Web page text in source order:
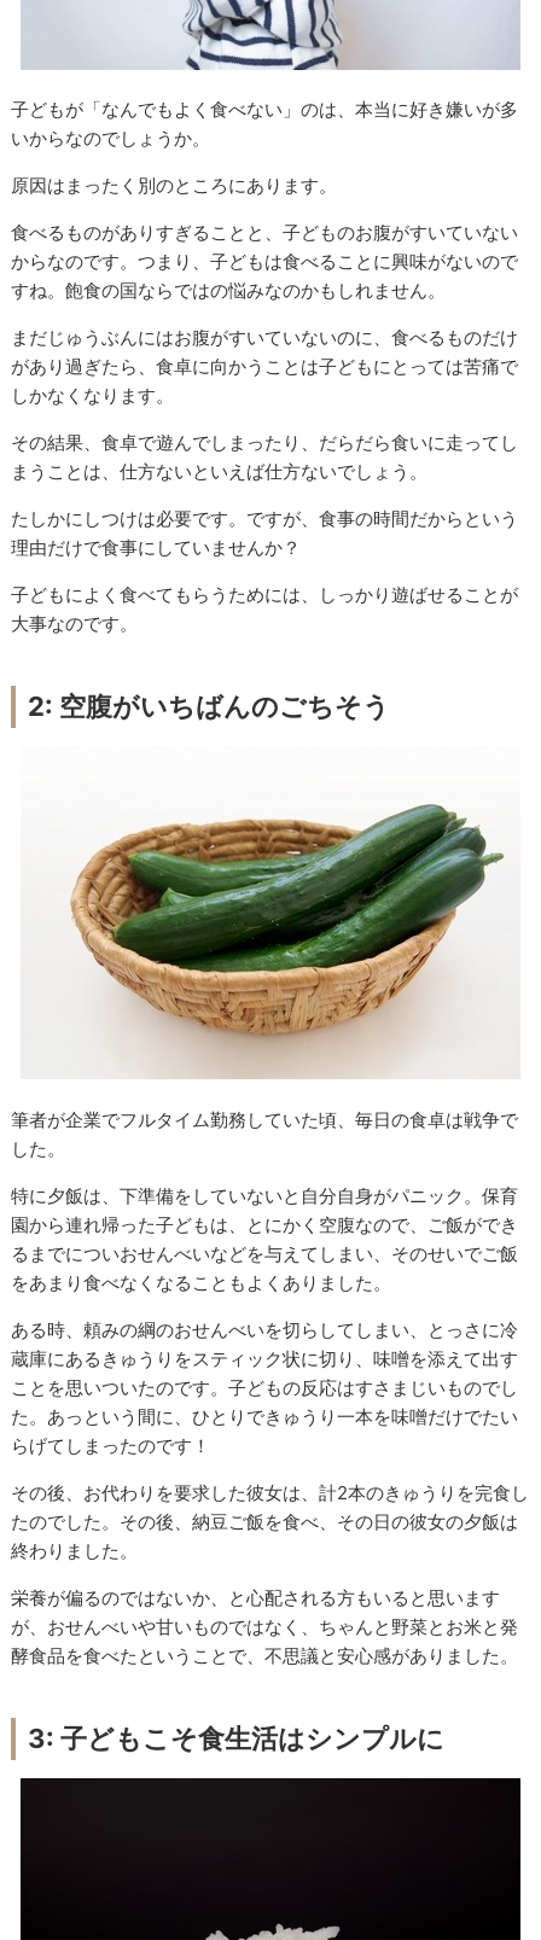
子どもが「なんでもよく食べない」のは、本当に好き嫌いが多
いからなのでしょうか。
原因はまったく別のところにあります。
食べるものがありすぎることと、子どものお腹がすいていない
からなのです。つまり、子どもは食べることに興味がないので
すね。飽食の国ならではの悩みなのかもしれません。
まだじゅうぶんにはお腹がすいていないのに、食べるものだけ
があり過ぎたら、食卓に向かうことは子どもにとっては苦痛で
しかなくなります。
その結果、食卓で遊んでしまったり、だらだら食いに走ってし
まうことは、仕方ないといえば仕方ないでしょう。
たしかにしつけは必要です。ですが、食事の時間だからという
理由だけで食事にしていませんか？
子どもによく食べてもらうためには、しっかり遊ばせることが
大事なのです。
2: 空腹がいちばんのごちそう
筆者が企業でフルタイム勤務していた頃、毎日の食卓は戦争で
した。
特に夕飯は、下準備をしていないと自分自身がパニック。保育
園から連れ帰った子どもは、とにかく空腹なので、ご飯ができ
るまでについおせんべいなどを与えてしまい、そのせいでご飯
をあまり食べなくなることもよくありました。
ある時、頼みの綱のおせんべいを切らしてしまい、とっさに冷
蔵庫にあるきゅうりをスティック状に切り、味噌を添えて出す
ことを思いついたのです。子どもの反応はすさまじいものでし
た。あっという間に、ひとりできゅうり一本を味噌だけでたい
らげてしまったのです！
その後、お代わりを要求した彼女は、計2本のきゅうりを完食し
たのでした。その後、納豆ご飯を食べ、その日の彼女の夕飯は
終わりました。
栄養が偏るのではないか、と心配される方もいると思います
が、おせんべいや甘いものではなく、ちゃんと野菜とお米と発
酵食品を食べたということで、不思議と安心感がありました。
3: 子どもこそ食生活はシンプルに